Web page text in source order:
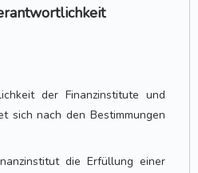
der Finanzinstitute und
sich nach den Bestimmungen
die Erfüllung einer